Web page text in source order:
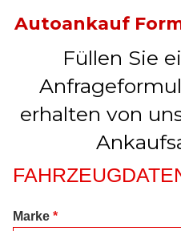
Autoankauf
Füllen Sie
erhalten von
Marke *